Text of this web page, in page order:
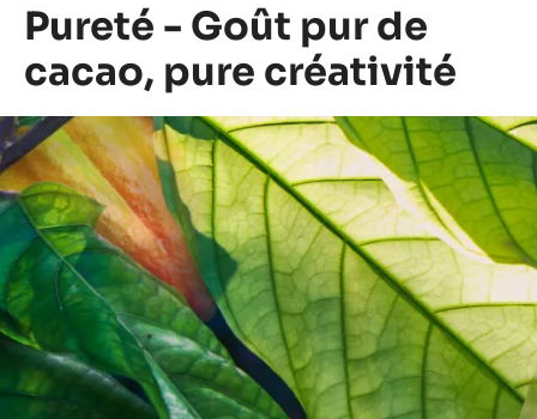
Pureté - Goût pur de
cacao, pure créativité